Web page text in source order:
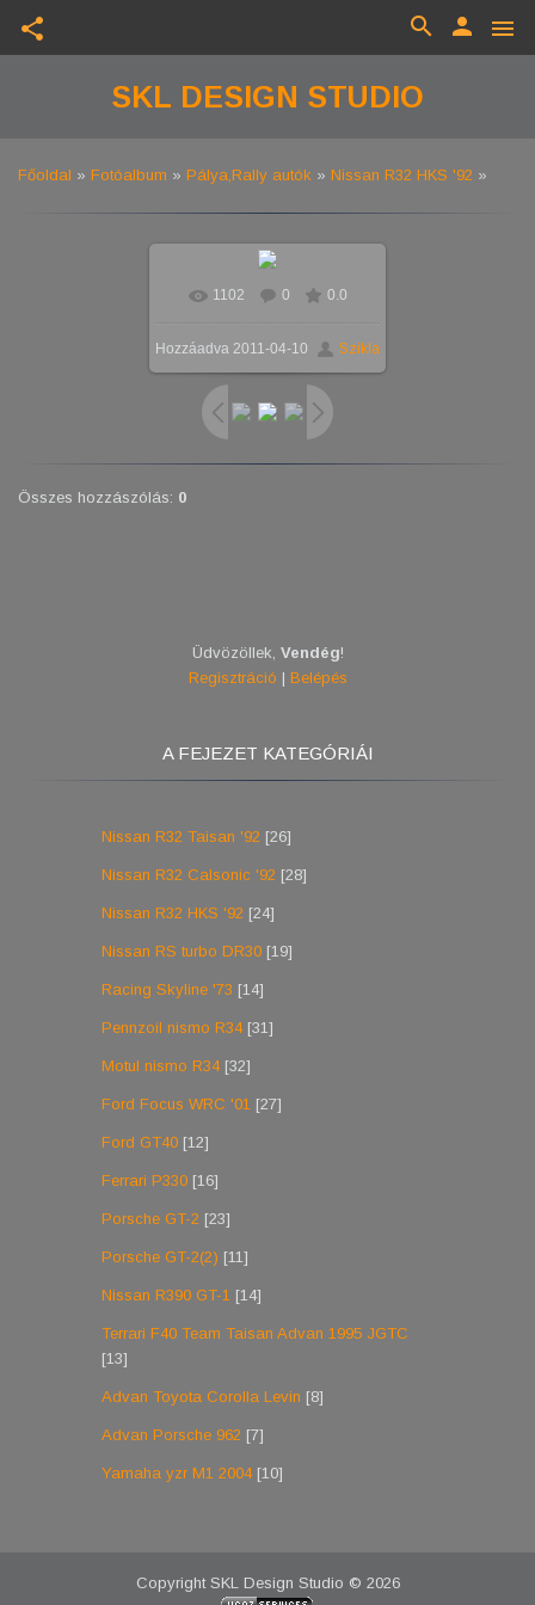
share menu
person
search
SKL DESIGN STUDIO
Főoldal » Fotóalbum » Pálya,Rally autók » Nissan R32 HKS '92 »
1102 0 0.0
Hozzáadva 2011-04-10 Szikla
Összes hozzászólás: 0
Üdvözöllek Vendég!
Regisztráció | Belépés
A FEJEZET KATEGÓRIÁI
Nissan R32 Taisan '92 [26]
Nissan R32 Calsonic '92 [28]
Nissan R32 HKS '92 [24]
Nissan RS turbo DR30 [19]
Racing Skyline '73 [14]
Pennzoil nismo R34 [31]
Motul nismo R34 [32]
Ford Focus WRC '01 [27]
Ford GT40 [12]
Ferrari P330 [16]
Porsche GT-2 [23]
Porsche GT-2(2) [11]
Nissan R390 GT-1 [14]
Terrari F40 Team Taisan Advan 1995 JGTC
[13]
Advan Toyota Corolla Levin [8]
Advan Porsche 962 [7]
Yamaha yzr M1 2004 [10]
Copyright SKL Design Studio © 2026